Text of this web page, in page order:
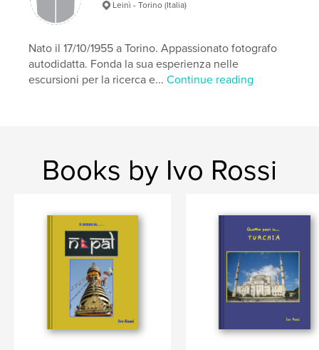
Leinì - Torino (Italia)
Nato il 17/10/1955 a Torino. Appassionato fotografo
autodidatta. Fonda la sua esperienza nelle
escursioni per la ricerca e...Continue reading
Books by Ivo Rossi